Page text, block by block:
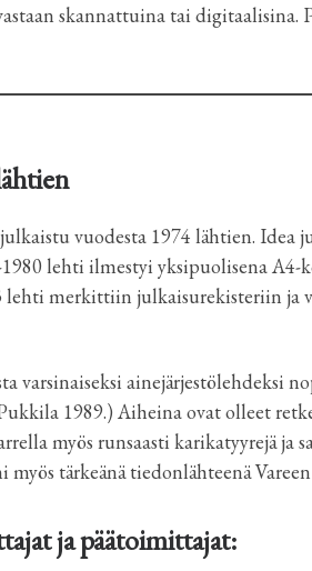
skannattuina tai digitaalisina.
vuodesta 1974 lähtien.
lehti ilmestyi yksipuolisena
lehti merkittiin julkaisurekisteriin
varsinaiseksi ainejärjestölehdeksi
1989.) Aiheina ovat olleet
myös runsaasti karikatyyrejä
tärkeänä tiedonlähteenä
ja päätoimittajat: